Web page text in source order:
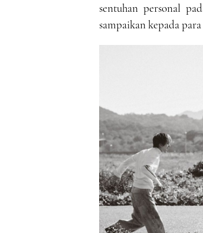
sentuhan personal
sampaikan kepada